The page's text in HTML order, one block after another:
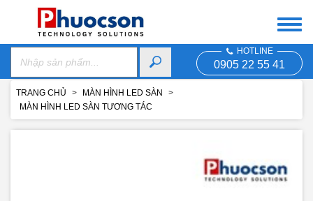
HOTLINE
0905 22 55 41
TRANG CHỦ
MÀN HÌNH LED SÀN
MÀN HÌNH LED SÀN TƯƠNG TÁC